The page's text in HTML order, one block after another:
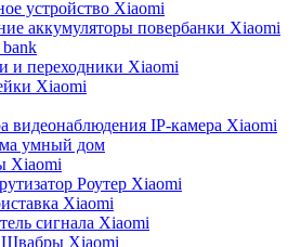
устройство Xiaomi
аккумуляторы повербанки Xiaomi
и переходники Xiaomi
Xiaomi
видеонаблюдения IP-камера Xiaomi
умный дом
Xiaomi
Роутер Xiaomi
Xiaomi
сигнала Xiaomi
Xiaomi